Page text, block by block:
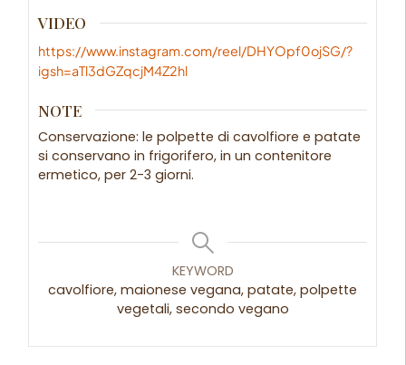
VIDEO
https://www.instagram.com/reel/DHYOpf0ojSG/?
igsh=aTl3dGZqcjM4Z2hl
NOTE
Conservazione: le polpette di cavolfiore e patate
si conservano in frigorifero, in un contenitore
ermetico, per 2-3 giorni.
KEYWORD
cavolfiore, maionese vegana, patate, polpette
vegetali, secondo vegano